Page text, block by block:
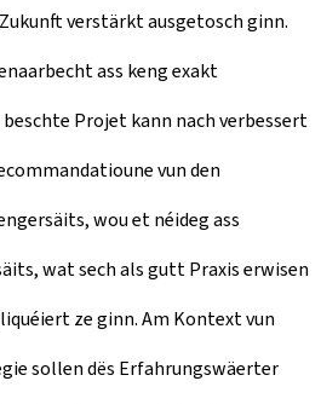
verstärkt ausgetosch ginn.
ass keng exakt
beschte Projet kann nach verbessert
vun den
wou et néideg ass
wat sech als gutt Praxis erwisen
ze ginn. Am Kontext vun
sollen dës Erfahrungswäerter